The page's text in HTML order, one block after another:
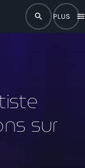
search
menu
close
sur